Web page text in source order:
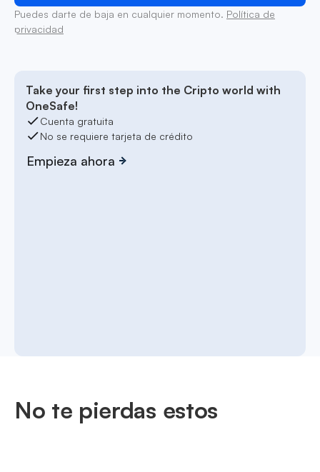
Puedes darte de baja en cualquier momento. Política de
privacidad
Take your first step into the Cripto world with
OneSafe!
Cuenta gratuita
No se requiere tarjeta de crédito
Empieza ahora
No te pierdas estos